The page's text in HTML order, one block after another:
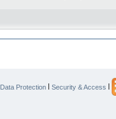
Data Protection | Security & Access |